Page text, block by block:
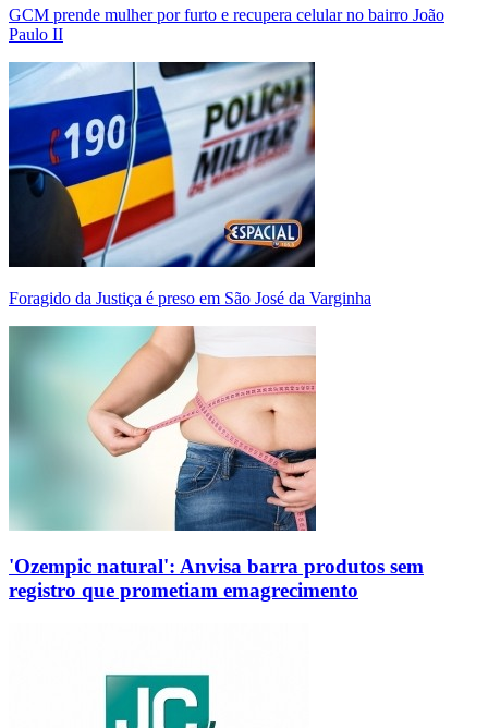
GCM prende mulher por furto e recupera celular no bairro João
Paulo II
Foragido da Justiça é preso em São José da Varginha
'Ozempic natural': Anvisa barra produtos sem
registro que prometiam emagrecimento